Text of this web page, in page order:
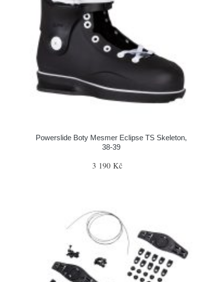
Powerslide Boty Mesmer Eclipse TS Skeleton,
38-39
3 190 Kč